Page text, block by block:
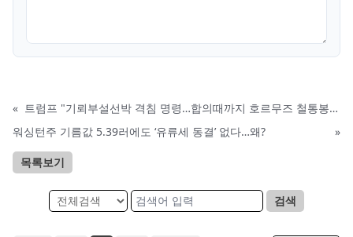
«
트럼프 "기뢰부설선박 격침 명령…합의때까지 호르무즈 철통봉쇄"
워싱턴주 기름값 5.39러에도 ‘유류세 동결’ 없다…왜?
»
목록보기
검색